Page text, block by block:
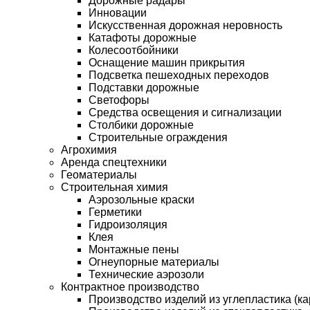
Инновации
Искусственная дорожная неровность
Катафоты дорожные
Колесоотбойники
Оснащение машин прикрытия
Подсветка пешеходных переходов
Подставки дорожные
Светофоры
Средства освещения и сигнализации
Столбики дорожные
Строительные ограждения
Агрохимия
Аренда спецтехники
Геоматериалы
Строительная химия
Аэрозольные краски
Герметики
Гидроизоляция
Клея
Монтажные пены
Огнеупорные материалы
Технические аэрозоли
Контрактное производство
Производство изделий из углепластика